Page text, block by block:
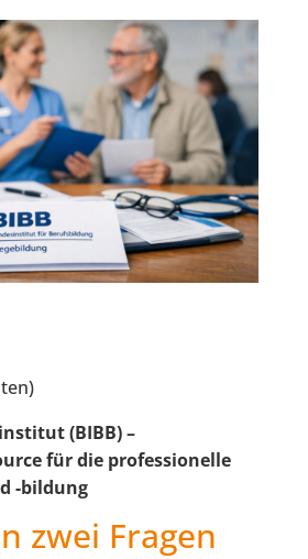
(BIBB) –
für die professionelle
-bildung
zwei Fragen